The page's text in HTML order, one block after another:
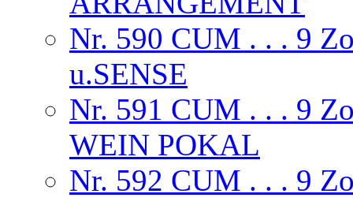
Nr. 590 CUM . . . 9
u.SENSE
Nr. 591 CUM . . . 9
WEIN POKAL
Nr. 592 CUM . . . 9